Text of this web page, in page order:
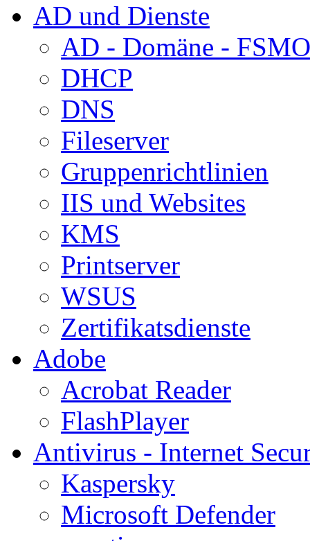
AD und Dienste
AD - Domäne - FSMO
DHCP
DNS
Fileserver
Gruppenrichtlinien
IIS und Websites
KMS
Printserver
WSUS
Zertifikatsdienste
Adobe
Acrobat Reader
FlashPlayer
Antivirus - Internet
Kaspersky
Microsoft Defender